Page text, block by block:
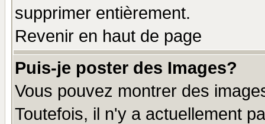
supprimer entièrement.
Revenir en haut de page
Puis-je poster des Images?
Vous pouvez montrer des
Toutefois, il n'y a actuellement